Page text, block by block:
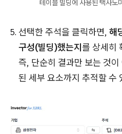
테이블 빌딩에 사용된 택사노
선택한 주석을 클릭하면, 해
구성(빌딩)했는지를 상세히
즉, 단순히 결과만 보는 것
된 세부 요소까지 추적할 수